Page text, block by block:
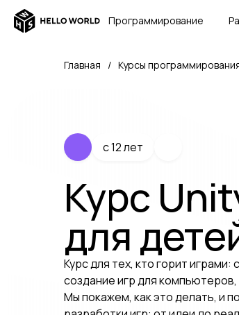
Программирование
Главная / Курсы
c 12 лет
Курс
для
Курс для тех, кто горит
создание игр для
Мы покажем, как это делать, и